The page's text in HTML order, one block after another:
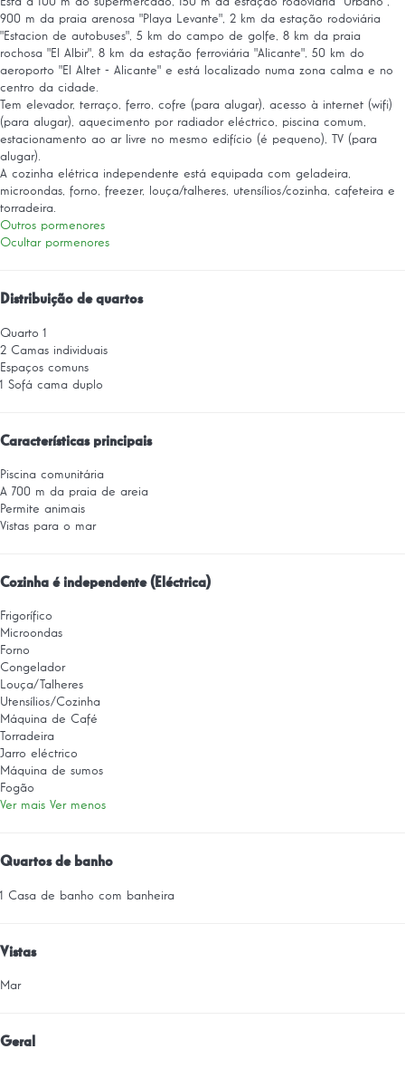
900 m da praia arenosa "Playa Levante", 2 km da estação rodoviária
"Estacion de autobuses", 5 km do campo de golfe, 8 km da praia
rochosa "El Albir", 8 km da estação ferroviária "Alicante", 50 km do
aeroporto "El Altet - Alicante" e está localizado numa zona calma e no
centro da cidade.
Tem elevador, terraço, ferro, cofre (para alugar), acesso à internet (wifi)
(para alugar), aquecimento por radiador eléctrico, piscina comum,
estacionamento ao ar livre no mesmo edifício (é pequeno), TV (para
alugar).
A cozinha elétrica independente está equipada com geladeira,
microondas, forno, freezer, louça/talheres, utensílios/cozinha, cafeteira e
torradeira.
Outros pormenores
Ocultar pormenores
Distribuição de quartos
Quarto 1
2 Camas individuais
Espaços comuns
1 Sofá cama duplo
Características principais
Piscina comunitária
A 700 m da praia de areia
Permite animais
Vistas para o mar
Cozinha é independente (Eléctrica)
Frigorífico
Microondas
Forno
Congelador
Louça/Talheres
Utensílios/Cozinha
Máquina de Café
Torradeira
Jarro eléctrico
Máquina de sumos
Fogão
Ver mais Ver menos
Quartos de banho
1 Casa de banho com banheira
Vistas
Mar
Geral